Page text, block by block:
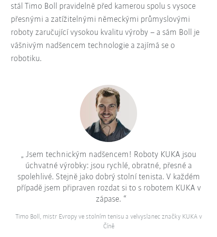
stál Timo Boll pravidelně před kamerou spolu s vysoce
přesnými a zatížitelnými německými průmyslovými
roboty zaručující vysokou kvalitu výroby – a sám Boll je
vášnivým nadšencem technologie a zajímá se o
robotiku.
Jsem technickým nadšencem! Roboty KUKA jsou
úchvatné výrobky: jsou rychlé, obratné, přesné a
spolehlivé. Stejně jako dobrý stolní tenista. V každém
případě jsem připraven rozdat si to s robotem KUKA v
zápase.
Timo Boll, mistr Evropy ve stolním tenisu a velvyslanec značky KUKA v
Číně